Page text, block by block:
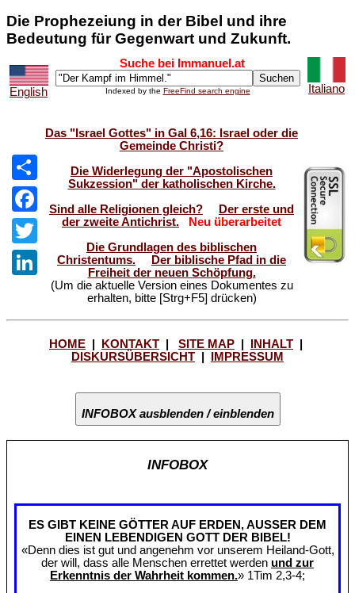
Die Prophezeiung in der Bibel und ihre
Bedeutung für Gegenwart und Zukunft.
English
Suche bei Immanuel.at
Indexed by the FreeFind search engine Italiano
Share
Facebook
Twitter
LinkedIn
Das "Israel Gottes" in Gal 6,16: Israel oder die
Gemeinde Christi?
Die Widerlegung der "Apostolischen
Sukzession" der katholischen Kirche.
Sind alle Religionen gleich?
Der erste und
der zweite Antichrist.
Neu überarbeitet
Die Grundlagen des biblischen
Christentums.
Der biblische Pfad in die
Freiheit der neuen Schöpfung.
(Um die aktuelle Version eines Dokumentes zu
erhalten, bitte [Strg+F5] drücken)
HOME KONTAKT SITE MAP INHALT
DISKURSÜBERSICHT
IMPRESSUM
INFOBOX ausblenden / einblenden
INFOBOX
ES GIBT KEINE GÖTTER AUF ERDEN, AUSSER DEM
EINEN LEBENDIGEN GOTT DER BIBEL!
«Denn dies ist gut und angenehm vor unserem Heiland-Gott,
der will, dass alle Menschen errettet werden und zur
Erkenntnis der Wahrheit kommen.» 1Tim 2,3-4;